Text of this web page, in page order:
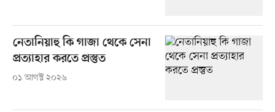
নেতানিয়াহু কি গাজা থেকে সেনা
প্রত্যাহার করতে প্রস্তুত
০১ আগস্ট ২০২৬